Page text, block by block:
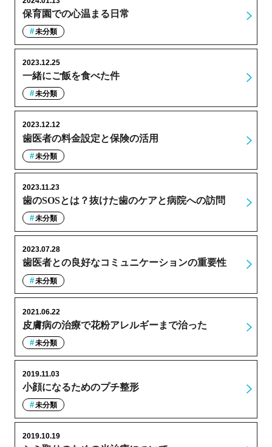
保育園での心温まる日常
未分類
一緒にご飯を食べた件
2023.12.25
未分類
歯医者の料金設定と保険の活用
2023.12.12
未分類
歯のSOSとは？抜けた歯のケアと病院への訪問
2023.11.23
未分類
歯医者との良好なコミュニケーションの重要性
2023.07.28
未分類
皮膚病の治療で花粉アレルギーまで治った
2021.06.22
未分類
小顔になるためのプチ整形
2019.11.03
未分類
2019.10.19